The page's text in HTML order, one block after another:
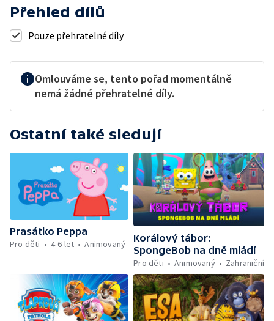
Přehled dílů
Pouze přehratelné díly
Omlouváme se, tento pořad momentálně
nemá žádné přehratelné díly.
Ostatní také sledují
Prasátko Peppa
Pro děti
4-6 let Animovaný
Korálový tábor:
SpongeBob na dně mládí
Pro děti
Animovaný Zahraniční